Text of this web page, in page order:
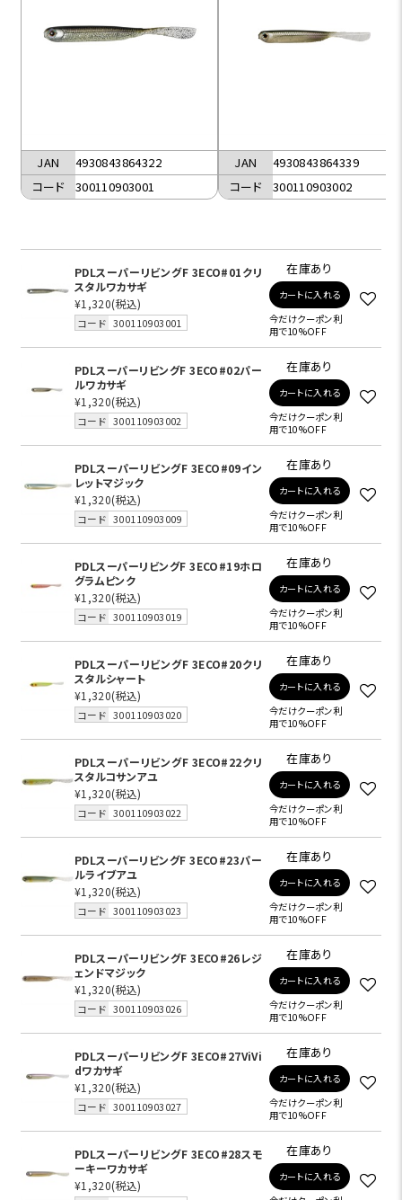
JAN
4930843864322
コード
300110903001
JAN
4930843864339
コード
300110903002
PDLスーパーリビングF 3ECO#01クリ
スタルワカサギ
¥1,320(税込)
コード 300110903001
在庫あり
カートに入れる
今だけクーポン利
用で10%OFF
PDLスーパーリビングF 3ECO#02パー
ルワカサギ
¥1,320(税込)
コード 300110903002
在庫あり
カートに入れる
今だけクーポン利
用で10%OFF
PDLスーパーリビングF 3ECO#09イン
レットマジック
¥1,320(税込)
コード 300110903009
在庫あり
カートに入れる
今だけクーポン利
用で10%OFF
PDLスーパーリビングF 3ECO#19ホロ
グラムピンク
¥1,320(税込)
コード 300110903019
在庫あり
カートに入れる
今だけクーポン利
用で10%OFF
PDLスーパーリビングF 3ECO#20クリ
スタルシャート
¥1,320(税込)
コード 300110903020
在庫あり
カートに入れる
今だけクーポン利
用で10%OFF
PDLスーパーリビングF 3ECO#22クリ
スタルコサンアユ
¥1,320(税込)
コード 300110903022
在庫あり
カートに入れる
今だけクーポン利
用で10%OFF
PDLスーパーリビングF 3ECO#23パー
ルライブアユ
¥1,320(税込)
コード 300110903023
在庫あり
カートに入れる
今だけクーポン利
用で10%OFF
PDLスーパーリビングF 3ECO#26レジ
ェンドマジック
¥1,320(税込)
コード 300110903026
在庫あり
カートに入れる
今だけクーポン利
用で10%OFF
PDLスーパーリビングF 3ECO#27ViVi
dワカサギ
¥1,320(税込)
コード 300110903027
在庫あり
カートに入れる
今だけクーポン利
用で10%OFF
PDLスーパーリビングF 3ECO#28スモ
ーキーワカサギ
¥1,320(税込)
在庫あり
カートに入れる